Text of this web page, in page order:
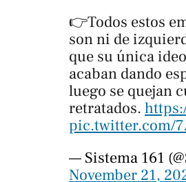
👉Todos estos
son ni de
que su única
acaban dando
luego se quejan
retratados.
pic.twitter.com/
— Sistema 161
November 21,